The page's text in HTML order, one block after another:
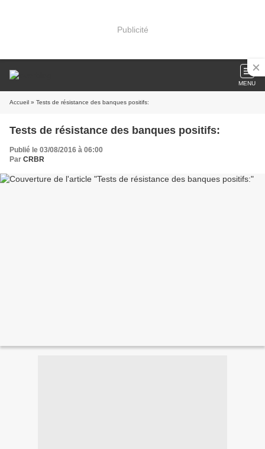
Publicité
MENU
Accueil » Tests de résistance des banques positifs:
Tests de résistance des banques positifs:
Publié le 03/08/2016 à 06:00
Par CRBR